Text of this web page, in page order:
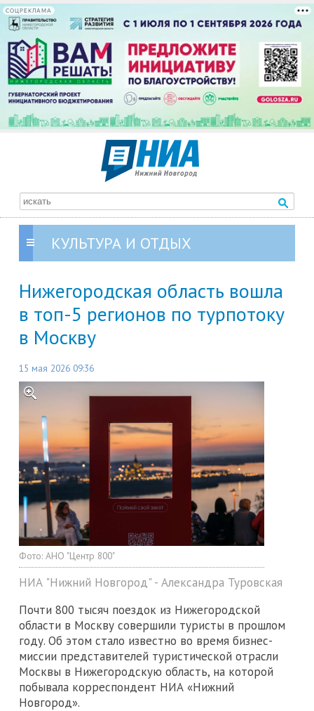
СОЦРЕКЛАМА
КУЛЬТУРА И ОТДЫХ
Нижегородская область вошла
в топ-5 регионов по турпотоку
в Москву
15 мая 2026 09:36
Фото: АНО "Центр 800"
НИА "Нижний Новгород" - Александра Туровская
Почти 800 тысяч поездок из Нижегородской
области в Москву совершили туристы в прошлом
году. Об этом стало известно во время бизнес-
миссии представителей туристической отрасли
Москвы в Нижегородскую область, на которой
побывала корреспондент НИА «Нижний
Новгород».